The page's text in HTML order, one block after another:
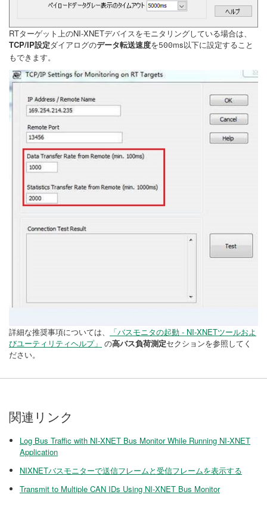
RTターゲット上のNI-XNETデバイスをモニタリングしている場合は、
TCP/IP設定ダイアログのデータ転送速度を500ms以下に設定すること
もできます。
詳細な推奨事項については、
「バスモニタの起動 - NI-XNETツールおよ
びユーティリティヘルプ」 の高バス負荷測定セクションを参照してく
ださい。
関連リンク
Log Bus Traffic with NI-XNET Bus Monitor While Running NI-XNET
Application
NIXNETバスモニターで送信フレームと受信フレームを表示する
Transmit to Multiple CAN IDs Using NI-XNET Bus Monitor